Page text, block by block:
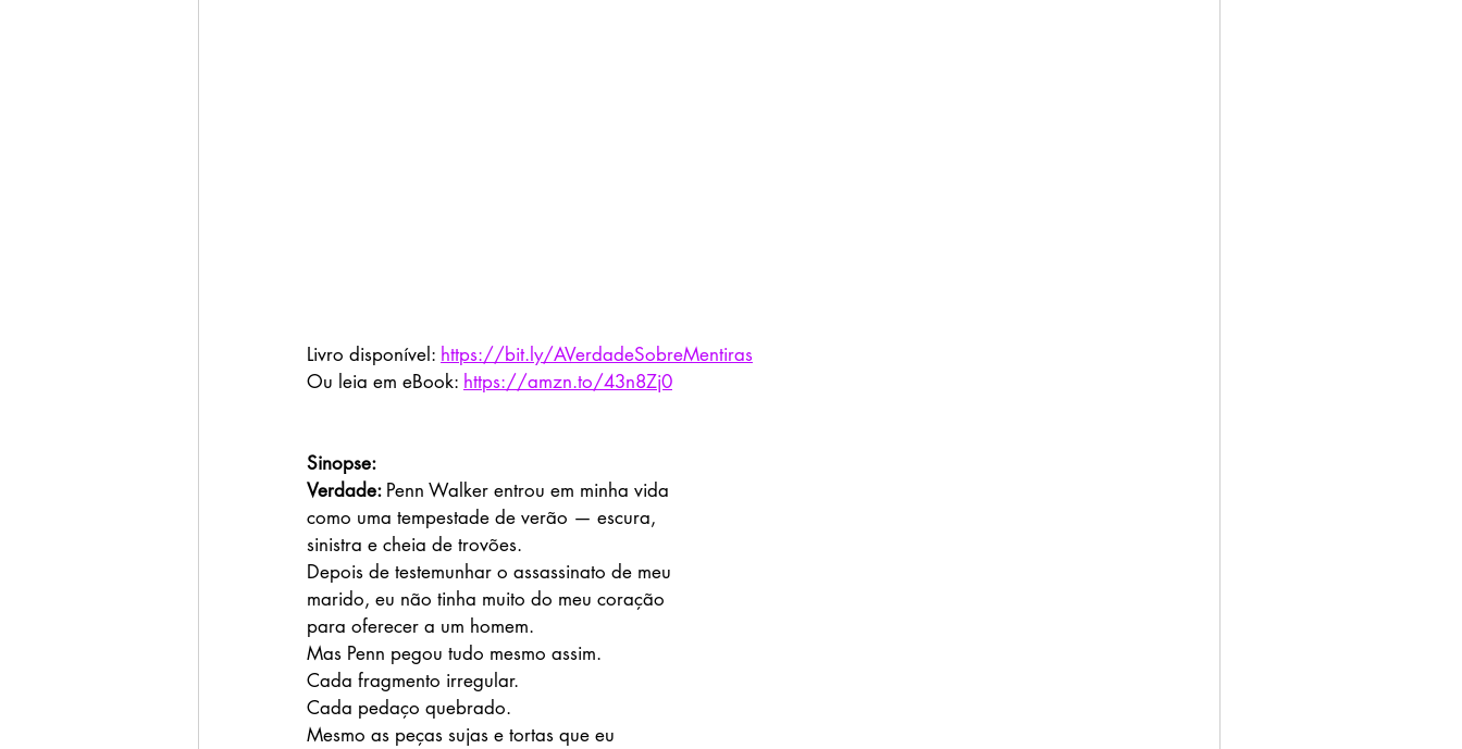
Livro disponível: https://bit.ly/AVerdadeSobreMentiras
Ou leia em eBook: https://amzn.to/43n8Zj0
Sinopse:
Verdade: Penn Walker entrou em minha vida
como uma tempestade de verão — escura,
sinistra e cheia de trovões.
Depois de testemunhar o assassinato de meu
marido, eu não tinha muito do meu coração
para oferecer a um homem.
Mas Penn pegou tudo mesmo assim.
Cada fragmento irregular.
Cada pedaço quebrado.
Mesmo as peças sujas e tortas que eu